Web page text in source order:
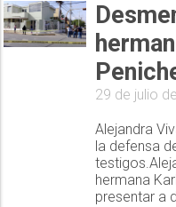
29 de julio
Alejandra
la defensa
hermana
presentar a